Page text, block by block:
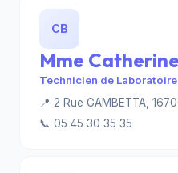
CB
Mme
Technicien de Laboratoire
📍 2 Rue GAMBETTA,
📞 05 45 30 35 35